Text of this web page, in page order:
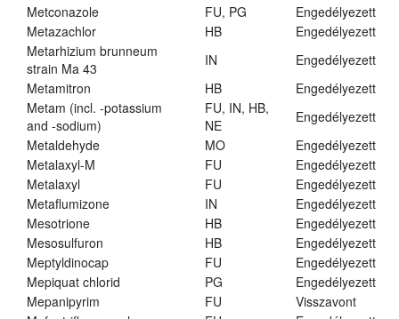
Metconazole
FU, PG
Engedélyezett
Metazachlor
HB
Engedélyezett
Metarhizium brunneum
strain Ma 43
IN
Engedélyezett
Metamitron
HB
Engedélyezett
Metam (incl. -potassium
and -sodium)
FU, IN, HB,
NE
Engedélyezett
Metaldehyde
MO
Engedélyezett
Metalaxyl-M
FU
Engedélyezett
Metalaxyl
FU
Engedélyezett
Metaflumizone
IN
Engedélyezett
Mesotrione
HB
Engedélyezett
Mesosulfuron
HB
Engedélyezett
Meptyldinocap
FU
Engedélyezett
Mepiquat chlorid
PG
Engedélyezett
Mepanipyrim
FU
Visszavont